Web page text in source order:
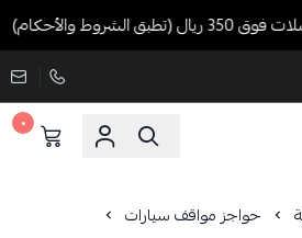
والأحكام)
٠
حواجز مواقف سيارات